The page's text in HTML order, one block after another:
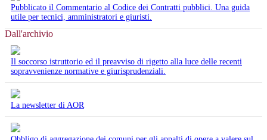
Pubblicato il Commentario al Codice dei Contratti pubblici. Una guida
utile per tecnici, amministratori e giuristi.
Dall'archivio
Il soccorso istruttorio ed il preavviso di rigetto alla luce delle recenti
sopravvenienze normative e giurisprudenziali.
La newsletter di AOR